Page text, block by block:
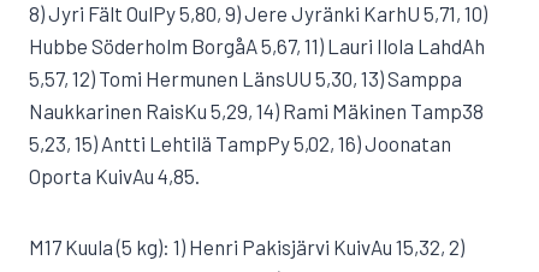
8) Jyri Fält OulPy 5,80, 9) Jere Jyränki KarhU 5,71, 10)
Hubbe Söderholm BorgåA 5,67, 11) Lauri Ilola LahdAh
5,57, 12) Tomi Hermunen LänsUU 5,30, 13) Samppa
Naukkarinen RaisKu 5,29, 14) Rami Mäkinen Tamp38
5,23, 15) Antti Lehtilä TampPy 5,02, 16) Joonatan
Oporta KuivAu 4,85.
M17 Kuula (5 kg): 1) Henri Pakisjärvi KuivAu 15,32, 2)